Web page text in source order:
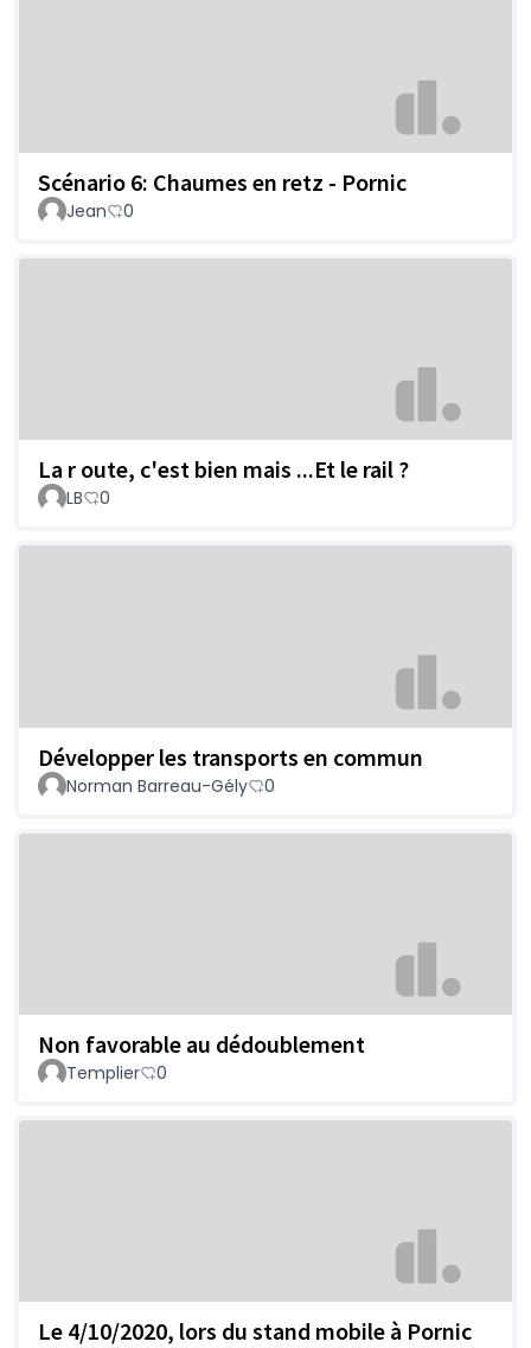
Scénario 6: Chaumes en retz - Pornic
Jean 0
La r oute, c'est bien mais ...Et le rail ?
LB 0
Développer les transports en commun
Norman Barreau-Gély 0
Non favorable au dédoublement
Templier 0
Le 4/10/2020, lors du stand mobile à Pornic